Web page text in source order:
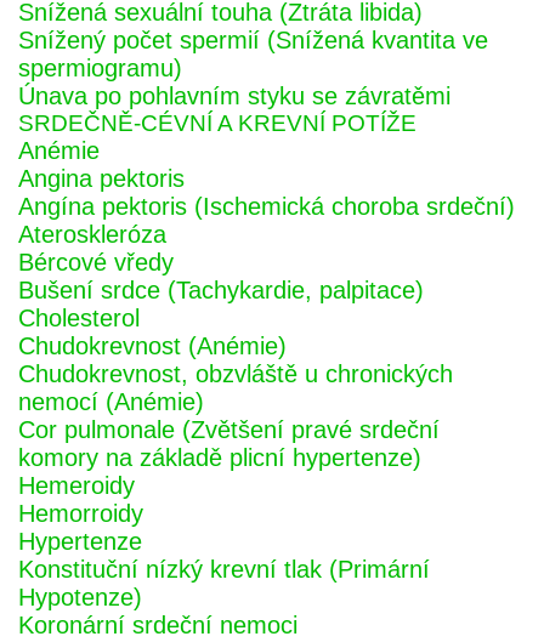
Snížená sexuální touha (Ztráta libida)
Snížený počet spermií (Snížená kvantita ve
spermiogramu)
Únava po pohlavním styku se závratěmi
SRDEČNĚ-CÉVNÍ A KREVNÍ POTÍŽE
Anémie
Angina pektoris
Angína pektoris (Ischemická choroba srdeční)
Ateroskleróza
Bércové vředy
Bušení srdce (Tachykardie, palpitace)
Cholesterol
Chudokrevnost (Anémie)
Chudokrevnost, obzvláště u chronických
nemocí (Anémie)
Cor pulmonale (Zvětšení pravé srdeční
komory na základě plicní hypertenze)
Hemeroidy
Hemorroidy
Hypertenze
Konstituční nízký krevní tlak (Primární
Hypotenze)
Koronární srdeční nemoci